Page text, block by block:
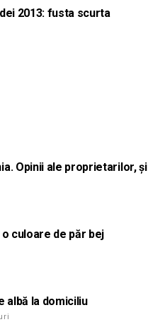
2013: fusta scurta
Opinii ale proprietarilor, și
culoare de păr bej
albă la domiciliu